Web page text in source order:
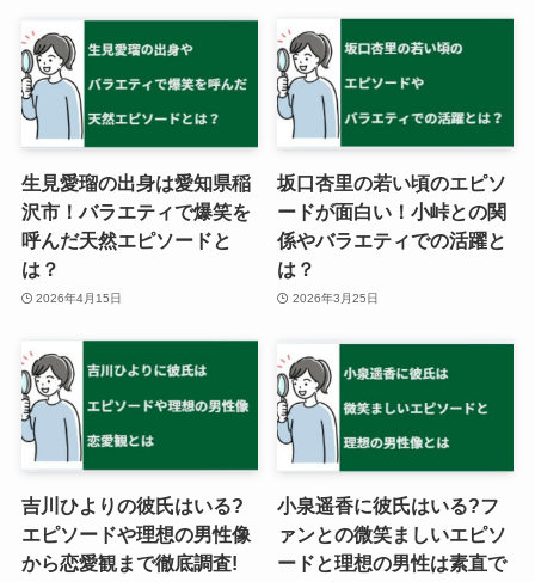
生見愛瑠の出身は愛知県稲
沢市！バラエティで爆笑を
呼んだ天然エピソードと
は？
2026年4月15日
坂口杏里の若い頃のエピソ
ードが面白い！小峠との関
係やバラエティでの活躍と
は？
2026年3月25日
吉川ひよりの彼氏はいる?
エピソードや理想の男性像
から恋愛観まで徹底調査!
小泉遥香に彼氏はいる?フ
ァンとの微笑ましいエピソ
ードと理想の男性は素直で